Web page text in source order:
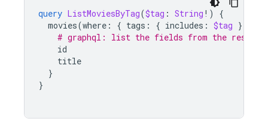
query ListMoviesByTag($tag : String !)
{
movies(where : { tags : { includes : $tag }})
# graphql: list the fields from the results
id
title
}
}